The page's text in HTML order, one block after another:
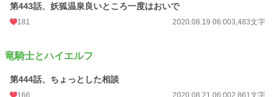
第443話、妖狐温泉良いところ一度はおいで
181 2020.08.19 06:003,483文字
竜騎士とハイエルフ
第444話、ちょっとした相談
166 2020.08.21 06:002,861文字